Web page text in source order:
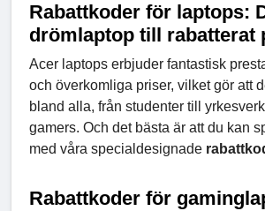
Rabattkoder för laptops:
drömlaptop till rabatterat
Acer laptops erbjuder fantastisk
och överkomliga priser, vilket gör att
bland alla, från studenter till
gamers. Och det bästa är att du kan
med våra specialdesignade
Rabattkoder för